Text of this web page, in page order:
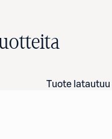
Tuote latautuu